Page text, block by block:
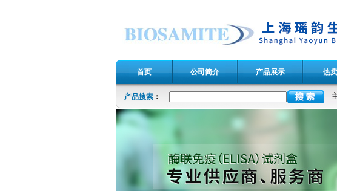
首页 公司简介 产品展示 热
产品搜索 ：